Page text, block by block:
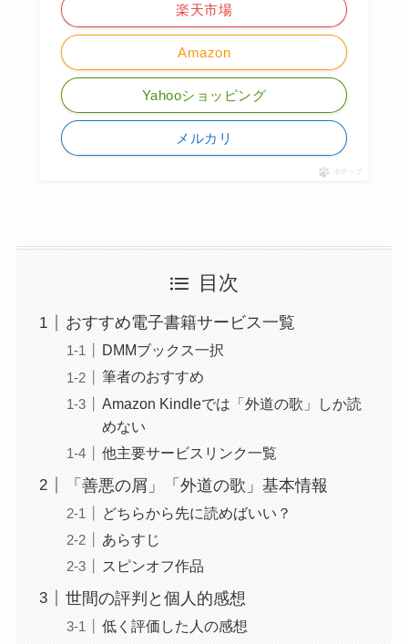
Amazon
楽天市場
Yahooショッピング
メルカリ
ポチップ
目次
おすすめ電子書籍サービス一覧
DMMブックス一択
筆者のおすすめ
Amazon Kindleでは「外道の歌」しか読
めない
他主要サービスリンク一覧
「善悪の屑」「外道の歌」基本情報
どちらから先に読めばいい？
あらすじ
スピンオフ作品
世間の評判と個人的感想
低く評価した人の感想